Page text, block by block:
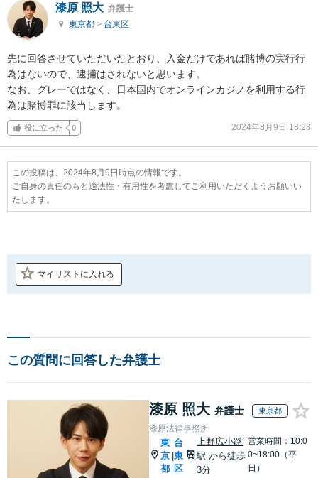
漆原 照大 弁護士
東京都 > 台東区
先に回答させていただいたとおり、入金だけであれば賭博の実行行
為はないので、逮捕はされないと思います。
なお、グレーではなく、日本国内でオンラインカジノを利用する行
為は賭博罪に該当します。
役に立った 0 2024年8月9日 18:28
この投稿は、2024年8月9日時点の情報です。
ご自身の責任のもと適法性・有用性を考慮してご利用いただくようお願いい
たします。
マイリストに入れる
この質問に回答した弁護士
漆原 照大 弁護士 東京都
漆原法律事務所
東
京
都
台
東
区
上野広小路
駅 から徒歩
3分
営業時間：10:0
0~18:00（平
日）